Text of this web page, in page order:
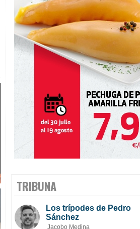
TRIBUNA
Los trípodes de Pedro
Sánchez
Jacobo Medina